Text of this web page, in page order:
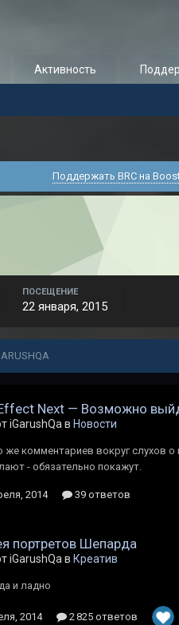
Активность
Поддержать BRC на
ПОСЕЩЕНИЕ
22 января, 2015
Next — Возможно
iGarushQa в Новости
же комментариев вокруг слухов о
- обязательно покажут.
2014 39 ответов
портретов Шепарда
iGarushQa в Креатив
и ладно
2014 2 825 ответов